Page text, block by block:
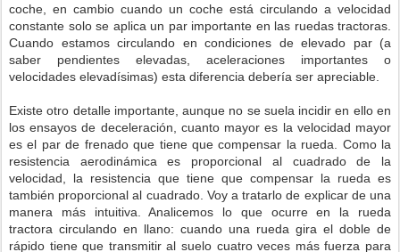
coche, en cambio cuando un coche está circulando a velocidad
constante solo se aplica un par importante en las ruedas tractoras.
Cuando estamos circulando en condiciones de elevado par (a
saber pendientes elevadas, aceleraciones importantes o
velocidades elevadísimas) esta diferencia debería ser apreciable.
Existe otro detalle importante, aunque no se suela incidir en ello en
los ensayos de deceleración, cuanto mayor es la velocidad mayor
es el par de frenado que tiene que compensar la rueda. Como la
resistencia aerodinámica es proporcional al cuadrado de la
velocidad, la resistencia que tiene que compensar la rueda es
también proporcional al cuadrado. Voy a tratarlo de explicar de una
manera más intuitiva. Analicemos lo que ocurre en la rueda
tractora circulando en llano: cuando una rueda gira el doble de
rápido tiene que transmitir al suelo cuatro veces más fuerza para